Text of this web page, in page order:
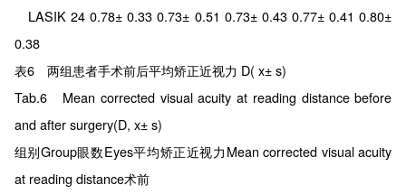
LASIK 24 0.78± 0.33 0.73± 0.51 0.73± 0.43 0.77± 0.41 0.80±
0.38
表6 两组患者手术前后平均矫正近视力 D( x± s)
Tab.6 Mean corrected visual acuity at reading distance before
and after surgery(D, x± s)
组别Group眼数Eyes平均矫正近视力Mean corrected visual acuity
at reading distance术前